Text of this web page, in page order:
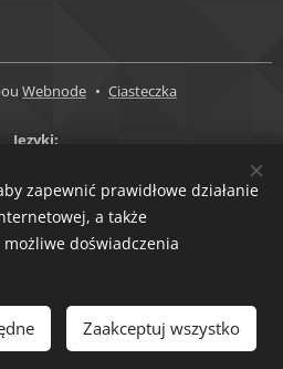
do koszyka
Webnode Ciasteczka
Języki
Waluty
Kč
EUR €
zapewnić prawidłowe działanie
a także
doświadczenia
Zaakceptuj wszystko